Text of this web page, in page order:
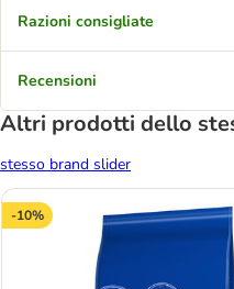
Razioni consigliate
Recensioni
Altri prodotti dello
stesso brand slider
-10%